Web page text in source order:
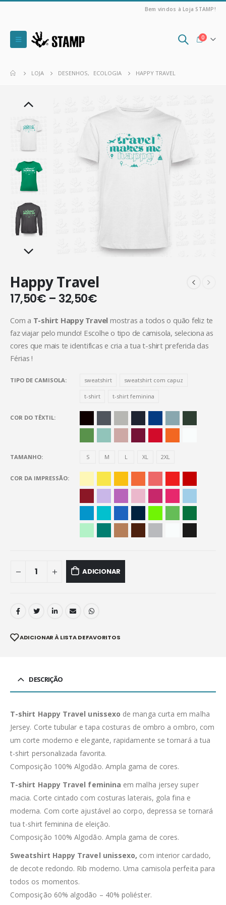
Bem vindos à Loja STAMP!
0
LOJA DESENHOS, ECOLOGIA HAPPY TRAVEL
Happy Travel
17,50€ – 32,50€
Com a T-shirt Happy Travel mostras a todos o quão feliz te
faz viajar pelo mundo! Escolhe o tipo de camisola, seleciona as
cores que mais te identificas e cria a tua t-shirt preferida das
Férias !
TIPO DE CAMISOLA sweatshirt sweatshirt com capuz
t-shirt t-shirt feminina
COR DO TÊXTIL
TAMANHO S M L XL 2XL
COR DA IMPRESSÃO
ADICIONAR
ADICIONAR À LISTA DE FAVORITOS
DESCRIÇÃO
T-shirt Happy Travel unissexo de manga curta em malha
Jersey. Corte tubular e tapa costuras de ombro a ombro, com
um corte moderno e elegante, rapidamente se tornará a tua
t-shirt personalizada favorita.
Composição 100% Algodão. Ampla gama de cores.
T-shirt Happy Travel feminina em malha jersey super
macia. Corte cintado com costuras laterais, gola fina e
moderna. Com corte ajustável ao corpo, depressa se tornará
tua t-shirt feminina de eleição.
Composição 100% Algodão. Ampla gama de cores.
Sweatshirt Happy Travel unissexo, com interior cardado,
de decote redondo. Rib moderno. Uma camisola perfeita para
todos os momentos.
Composição 60% algodão – 40% poliéster.